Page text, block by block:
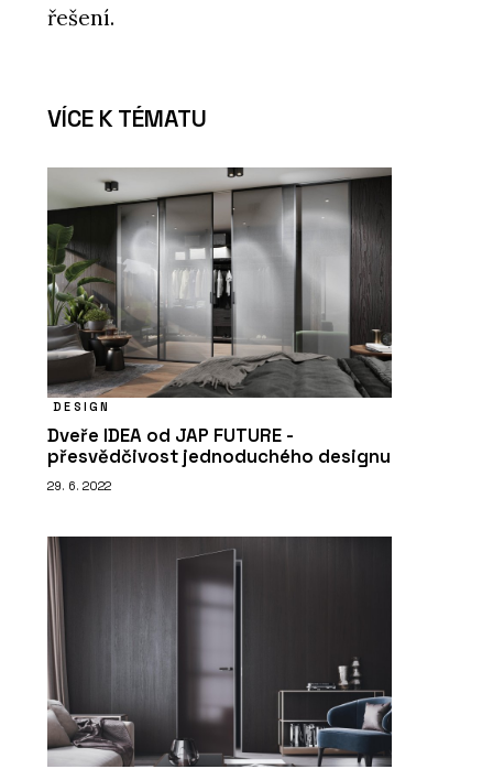
řešení.
VÍCE K TÉMATU
DESIGN
Dveře IDEA od JAP FUTURE -
přesvědčivost jednoduchého designu
29. 6. 2022